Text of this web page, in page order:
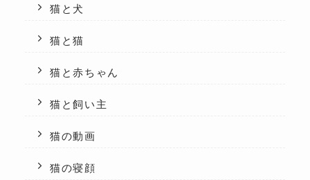
猫と犬
猫と猫
猫と赤ちゃん
猫と飼い主
猫の動画
猫の寝顔